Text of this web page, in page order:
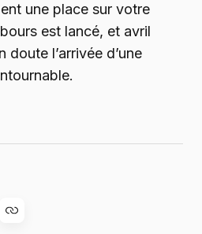
une place sur votre
est lancé, et avril
doute l’arrivée d’une